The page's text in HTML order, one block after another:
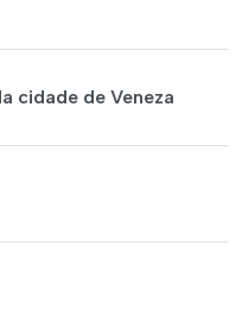
cidade de Veneza